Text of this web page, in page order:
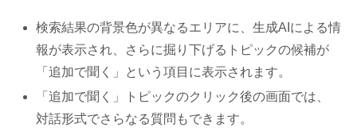
検索結果の背景色が異なるエリアに、生成AIによる情
報が表示され、さらに掘り下げるトピックの候補が
「追加で聞く」という項目に表示されます。
「追加で聞く」トピックのクリック後の画面では、
対話形式でさらなる質問もできます。